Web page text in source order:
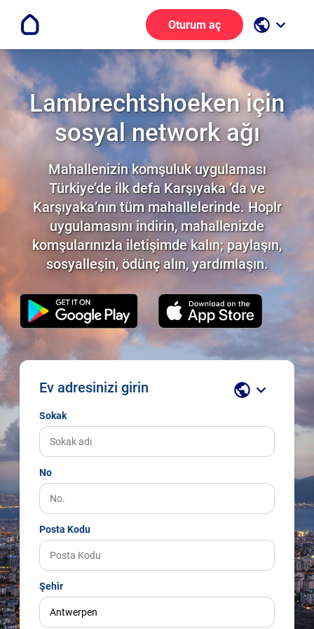
Oturum aç public keyboard_arrow_down
Lambrechtshoeken için
sosyal network ağı
Mahallenizin komşuluk uygulaması
Türkiye’de ilk defa Karşıyaka ’da ve
Karşıyaka’nın tüm mahallelerinde. Hoplr
uygulamasını indirin, mahallenizde
komşularınızla iletişimde kalın; paylaşın,
sosyalleşin, ödünç alın, yardımlaşın.
Ev adresinizi girin public keyboard_arrow_down
Sokak
No
Posta Kodu
Şehir